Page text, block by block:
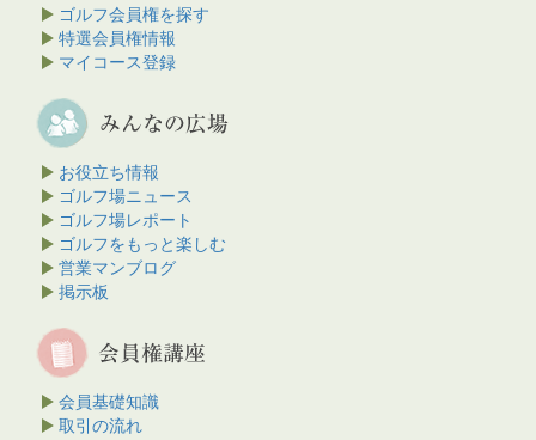
ゴルフ会員権を探す
特選会員権情報
マイコース登録
お役立ち情報
ゴルフ場ニュース
ゴルフ場レポート
ゴルフをもっと楽しむ
営業マンブログ
掲示板
会員基礎知識
取引の流れ